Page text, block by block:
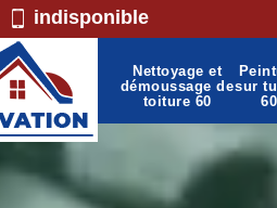
indisponible
Nettoyage et
démoussage de
toiture 60
sur
60